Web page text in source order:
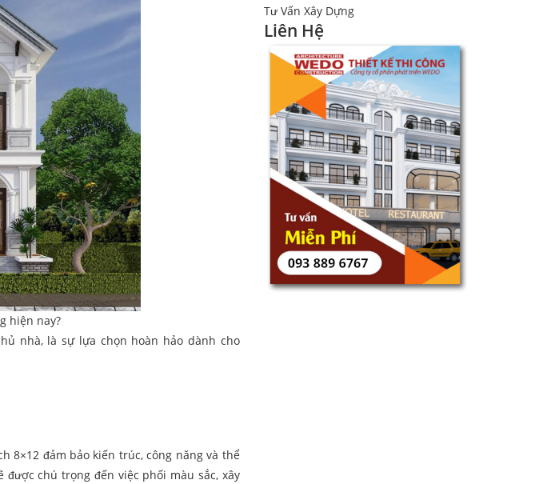
hiện nay?
nhà, là sự lựa chọn hoàn hảo dành cho
8×12 đảm bảo kiến trúc, công năng và thể
chú trọng đến việc phối màu sắc, xây
Tư Vấn Xây Dựng
Liên Hệ